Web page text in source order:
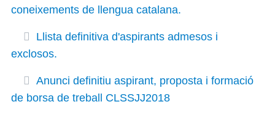
coneixements de llengua catalana.
Llista definitiva d'aspirants admesos i
exclosos.
Anunci definitiu aspirant, proposta i formació
de borsa de treball CLSSJJ2018